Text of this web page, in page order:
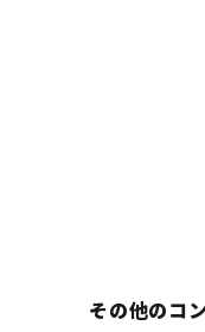
その他のコ